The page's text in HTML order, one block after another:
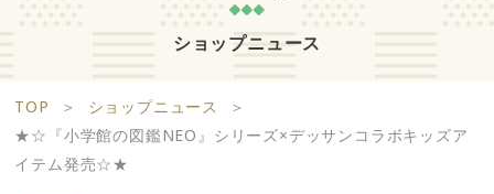
ショップ レストラン・カフェ ショップニュース
イベント・お知らせ 施設案内 アクセス・営業時間
Life support floor
ライフサポートフロア
営業時間 10:00 ~ 20:00
ショップニュース
TOP ＞ ショップニュース
＞
★☆『小学館の図鑑NEO』シリーズ×デッサンコラボキッズア
イテム発売☆★